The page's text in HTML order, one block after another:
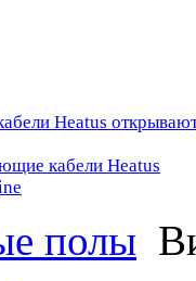
Heatus
кабели Heatus
полы